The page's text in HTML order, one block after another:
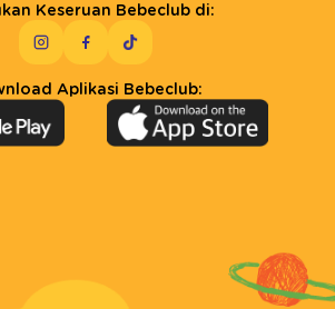
Keseruan Bebeclub di:
Aplikasi Bebeclub: